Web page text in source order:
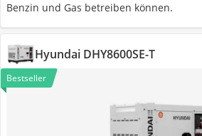
Benzin und Gas betreiben können.
Hyundai DHY8600SE-T
Bestseller